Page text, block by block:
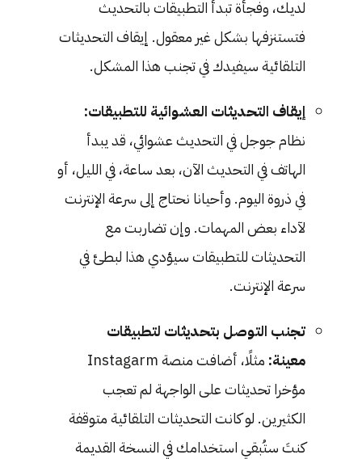
لديك، وفجأة تبدأ التطبيقات بالتحديث
فتستنزفها بشكل غير معقول. إيقاف التحديثات
التلقائية سيفيدك في تجنب هذا المشكل.
إيقاف التحديثات العشوائية للتطبيقات:
نظام جوجل في التحديث عشوائي، قد يبدأ
الهاتف في التحديث الآن، بعد ساعة، في الليل، أو
في ذروة اليوم. وأحيانا نحتاج إلى سرعة الإنترنت
لآداء بعض المهمات. وإن تضاربت مع
التحديثات للتطبيقات سيؤدي هذا لبطئ في
سرعة الإنترنت.
تجنب التوصل بتحديثات لتطبيقات
معينة:
مثلًا، أضافت منصة Instagarm
مؤخرا تحديثات على الواجهة لم تعجب
الكثيرين. لو كانت التحديثات التلقائية متوقفة
كنتَ ستُبقي استخدامك في النسخة القديمة